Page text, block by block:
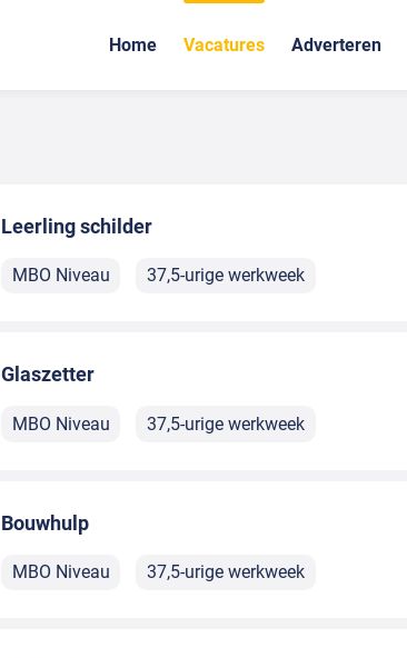
Home Vacatures Adverteren
Leerling schilder
MBO Niveau 37,5-urige werkweek
Glaszetter
MBO Niveau 37,5-urige werkweek
Bouwhulp
MBO Niveau 37,5-urige werkweek